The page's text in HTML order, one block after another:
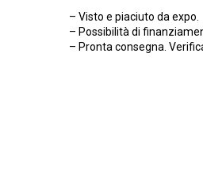
– Visto e piaciuto da expo.
– Possibilità di
– Pronta consegna.